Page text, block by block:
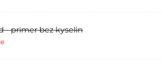
- primer bez kyselin